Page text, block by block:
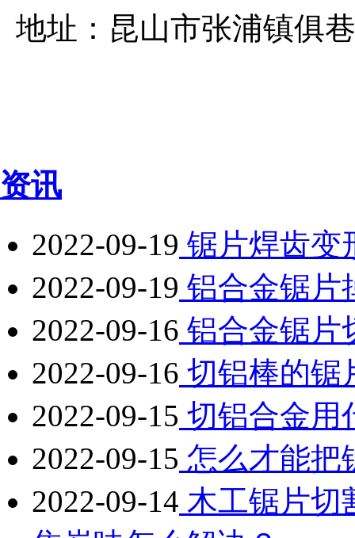
地址：昆山市张浦镇俱
资讯
2022-09-19 锯片焊齿变
2022-09-19 铝合金锯片
2022-09-16 铝合金锯片
2022-09-16 切铝棒的锯
2022-09-15 切铝合金用
2022-09-15 怎么才能把
2022-09-14 木工锯片切